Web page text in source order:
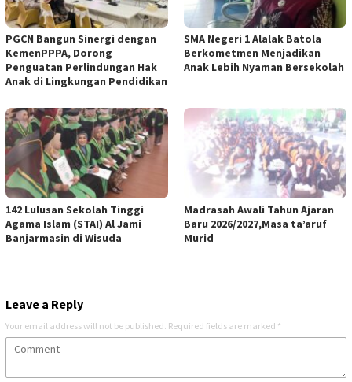
PGCN Bangun Sinergi dengan
KemenPPPA, Dorong
Penguatan Perlindungan Hak
Anak di Lingkungan Pendidikan
SMA Negeri 1 Alalak Batola
Berkometmen Menjadikan
Anak Lebih Nyaman Bersekolah
142 Lulusan Sekolah Tinggi
Agama Islam (STAI) Al Jami
Banjarmasin di Wisuda
Madrasah Awali Tahun Ajaran
Baru 2026/2027,Masa ta’aruf
Murid
Leave a Reply
Your email address will not be published. Required fields are marked *